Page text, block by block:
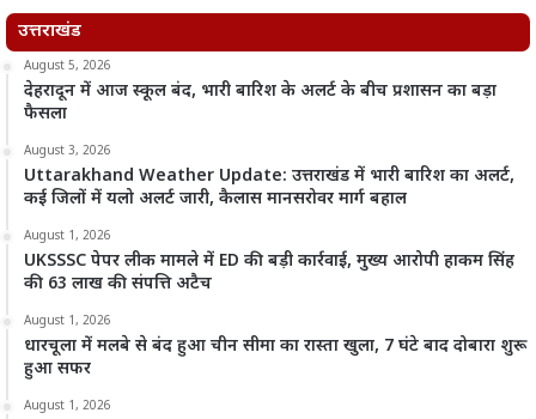
उत्तराखंड
August 5, 2026
देहरादून में आज स्कूल बंद, भारी बारिश के अलर्ट के बीच प्रशासन का बड़ा
फैसला
August 3, 2026
Uttarakhand Weather Update: उत्तराखंड में भारी बारिश का अलर्ट,
कई जिलों में यलो अलर्ट जारी, कैलास मानसरोवर मार्ग बहाल
August 1, 2026
UKSSSC पेपर लीक मामले में ED की बड़ी कार्रवाई, मुख्य आरोपी हाकम सिंह
की 63 लाख की संपत्ति अटैच
August 1, 2026
धारचूला में मलबे से बंद हुआ चीन सीमा का रास्ता खुला, 7 घंटे बाद दोबारा शुरू
हुआ सफर
August 1, 2026